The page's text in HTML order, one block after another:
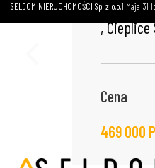
SELDOM NIERUCHOMOŚCI Sp. z o.o.1 Maja 31
,
Cena
469 000